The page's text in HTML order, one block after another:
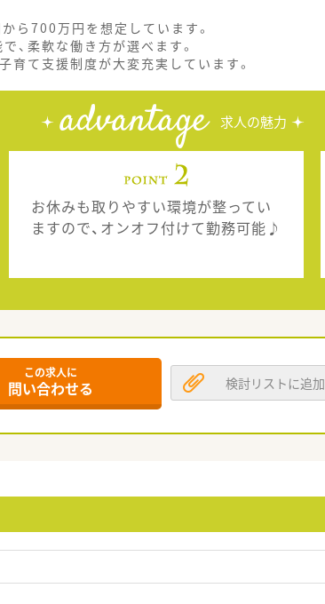
ら700万円を想定しています。
柔軟な働き方が選べます。
て支援制度が大変充実しています。
advantage 求人の魅力
お休みも取りやすい環境が整ってい
ますので、オンオフ付けて勤務可能♪
この求人に
問い合わせる 検討リストに追加